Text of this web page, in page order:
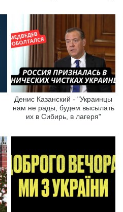
Денис Казанский - "Украинцы
нам не рады, будем высылать
их в Сибирь, в лагеря"